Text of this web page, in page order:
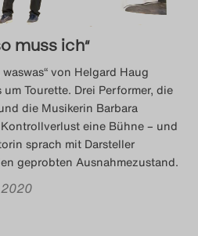
Blog
Blog
Blog
muss ich“
von Helgard Haug
Tourette. Drei Performer, die
die Musikerin Barbara
eine Bühne – und
sprach mit Darsteller
geprobten Ausnahmezustand.